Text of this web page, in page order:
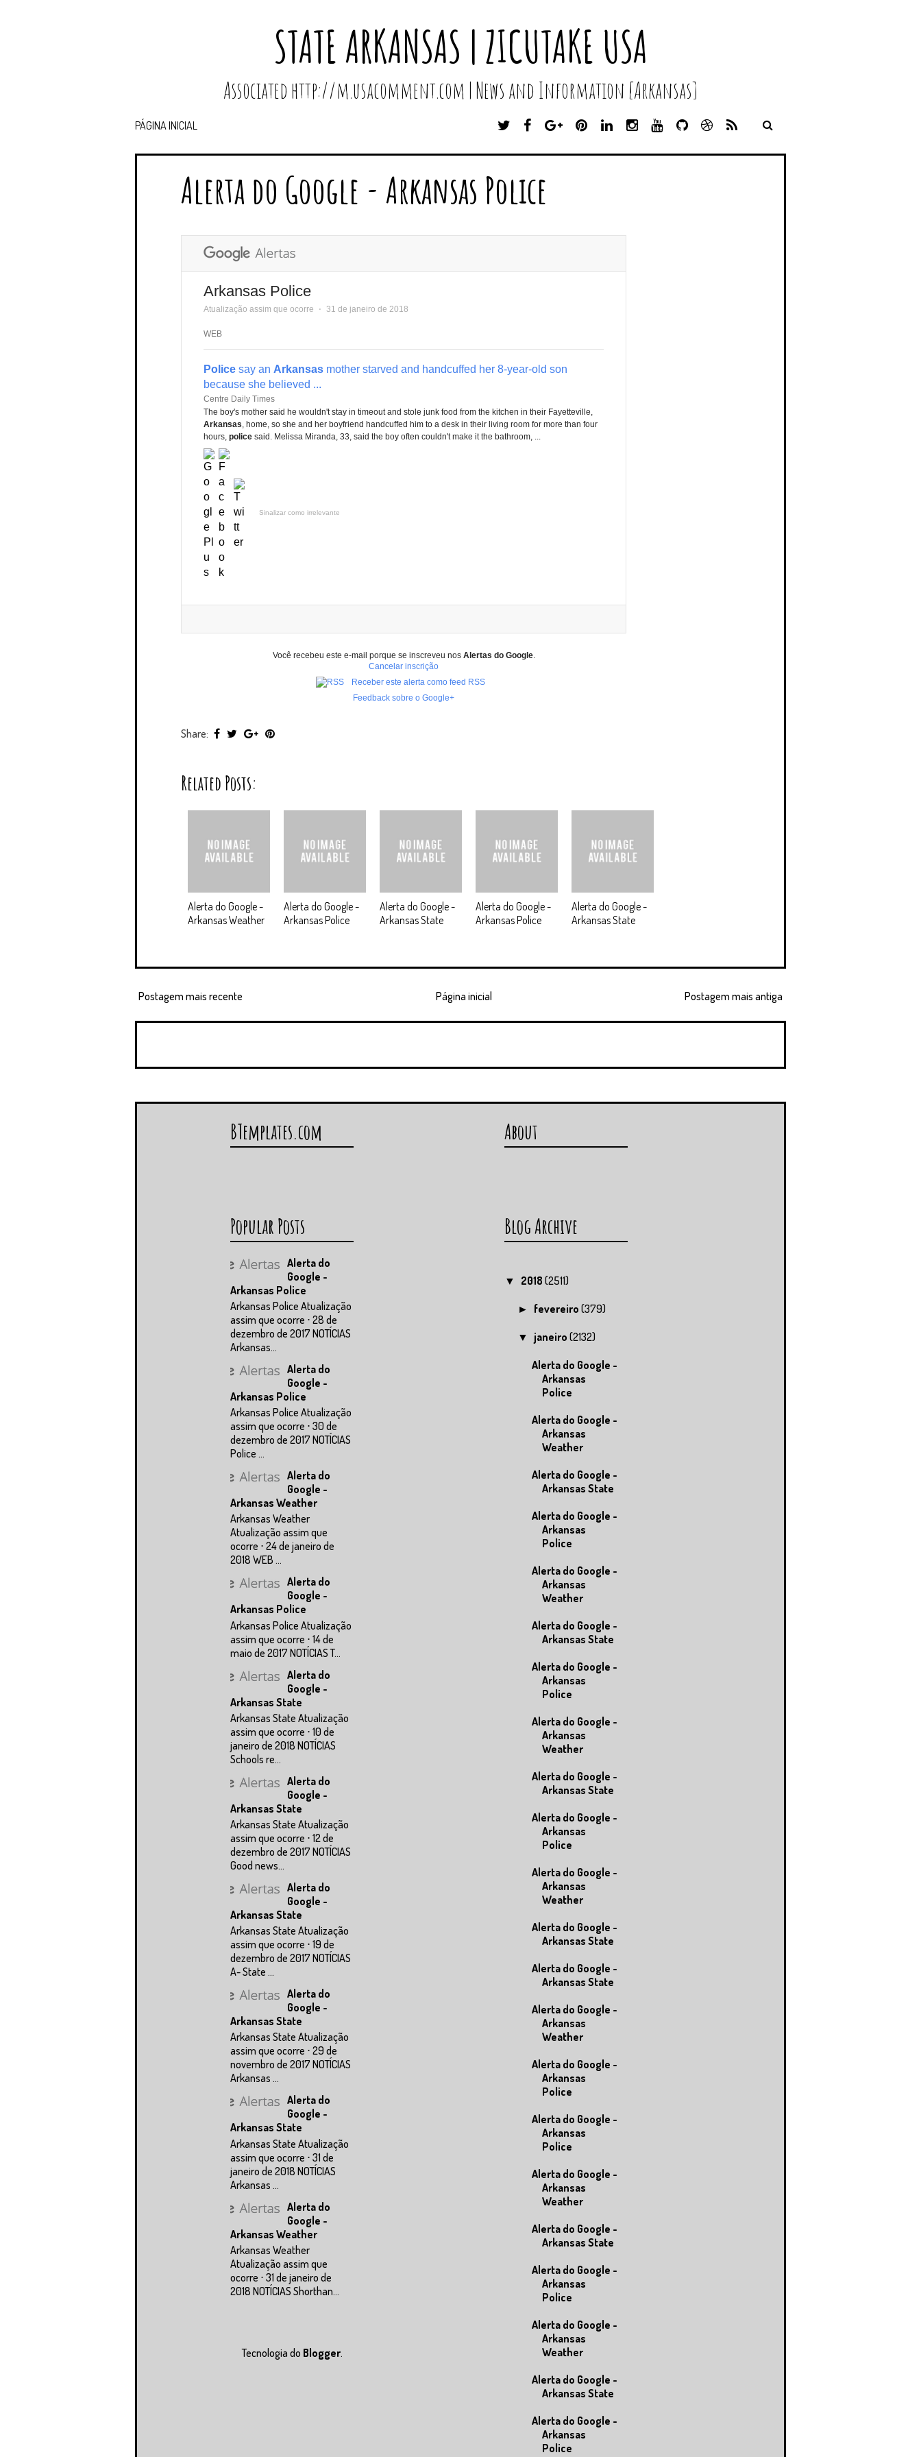
STATE ARKANSAS | ZICUTAKE USA
Associated http://m.usacomment.com | News and Information [Arkansas]
PÁGINA INICIAL
T
I
T
R
F
C
B
O
O
G
O
U
P
N
T
L
N
S
Y
U
G
T
D
I
S
Alerta do Google - Arkansas Police
Arkansas Police
Atualização assim que ocorre ⋅ 31 de janeiro de 2018
WEB
Police say an Arkansas mother starved and handcuffed her 8-year-old son
because she believed ...
Centre Daily Times
The boy's mother said he wouldn't stay in timeout and stole junk food from the kitchen in their Fayetteville,
Arkansas, home, so she and her boyfriend handcuffed him to a desk in their living room for more than four
hours, police said. Melissa Miranda, 33, said the boy often couldn't make it the bathroom, ...
Sinalizar como irrelevante
Você recebeu este e-mail porque se inscreveu nos Alertas do Google.
Cancelar inscrição
Receber este alerta como feed RSS
Feedback sobre o Google+
Share:
Related Posts:
Alerta do Google -
Arkansas Weather
Alerta do Google -
Arkansas Police
Alerta do Google -
Arkansas State
Alerta do Google -
Arkansas Police
Alerta do Google -
Arkansas State
Postagem mais recente Postagem mais antiga
Página inicial
BTemplates.com About
Popular Posts
Alerta do
Google -
Arkansas Police
Arkansas Police Atualização
assim que ocorre ⋅ 28 de
dezembro de 2017 NOTÍCIAS
Arkansas...
Alerta do
Google -
Arkansas Police
Arkansas Police Atualização
assim que ocorre ⋅ 30 de
dezembro de 2017 NOTÍCIAS
Police ...
Alerta do
Google -
Arkansas Weather
Arkansas Weather
Atualização assim que
ocorre ⋅ 24 de janeiro de
2018 WEB ...
Alerta do
Google -
Arkansas Police
Arkansas Police Atualização
assim que ocorre ⋅ 14 de
maio de 2017 NOTÍCIAS T...
Alerta do
Google -
Arkansas State
Arkansas State Atualização
assim que ocorre ⋅ 10 de
janeiro de 2018 NOTÍCIAS
Schools re...
Alerta do
Google -
Arkansas State
Arkansas State Atualização
assim que ocorre ⋅ 12 de
dezembro de 2017 NOTÍCIAS
Good news...
Alerta do
Google -
Arkansas State
Arkansas State Atualização
assim que ocorre ⋅ 19 de
dezembro de 2017 NOTÍCIAS
A- State ...
Alerta do
Google -
Arkansas State
Arkansas State Atualização
assim que ocorre ⋅ 29 de
novembro de 2017 NOTÍCIAS
Arkansas ...
Alerta do
Google -
Arkansas State
Arkansas State Atualização
assim que ocorre ⋅ 31 de
janeiro de 2018 NOTÍCIAS
Arkansas ...
Alerta do
Google -
Arkansas Weather
Arkansas Weather
Atualização assim que
ocorre ⋅ 31 de janeiro de
2018 NOTÍCIAS Shorthan...
Blog Archive
▼ 2018 (2511)
► fevereiro(379)
▼ janeiro(2132)
Alerta do Google -
Arkansas
Police
Alerta do Google -
Arkansas
Weather
Alerta do Google -
Arkansas State
Alerta do Google -
Arkansas
Police
Alerta do Google -
Arkansas
Weather
Alerta do Google -
Arkansas State
Alerta do Google -
Arkansas
Police
Alerta do Google -
Arkansas
Weather
Alerta do Google -
Arkansas State
Alerta do Google -
Arkansas
Police
Alerta do Google -
Arkansas
Weather
Alerta do Google -
Arkansas State
Alerta do Google -
Arkansas State
Alerta do Google -
Arkansas
Weather
Alerta do Google -
Arkansas
Police
Alerta do Google -
Arkansas
Police
Alerta do Google -
Arkansas
Weather
Alerta do Google -
Arkansas State
Alerta do Google -
Arkansas
Police
Alerta do Google -
Arkansas
Weather
Alerta do Google -
Arkansas State
Alerta do Google -
Arkansas
Police
Tecnologia do Blogger.